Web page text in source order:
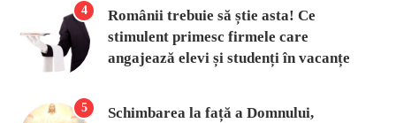
4
Românii trebuie să știe asta! Ce
stimulent primesc firmele care
angajează elevi și studenți în vacanțe
5
Schimbarea la față a Domnului,